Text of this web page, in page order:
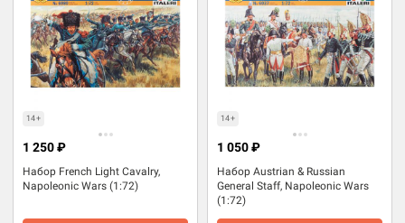
14+
Набор French Light Cavalry,
Napoleonic Wars (1:72)
1 250 ₽
14+
Набор Austrian & Russian
General Staff, Napoleonic Wars
(1:72)
1 050 ₽